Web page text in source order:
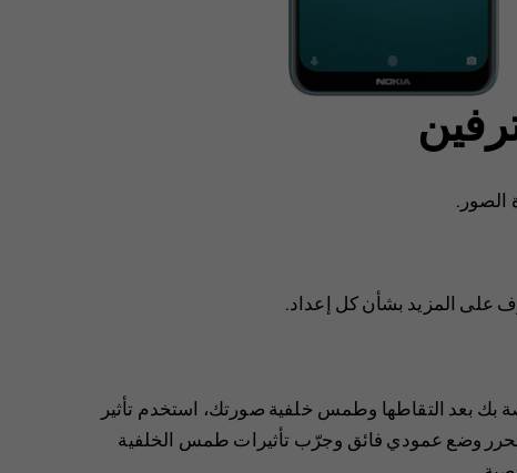
الصور.
على المزيد بشأن كل إعداد.
بك بعد التقاطها وطمس خلفية صورتك، استخدم تأثير
محرر وضع عمودي فائق وجرّب تأثيرات طمس الخلفية